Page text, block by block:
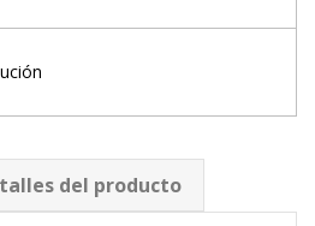
del producto